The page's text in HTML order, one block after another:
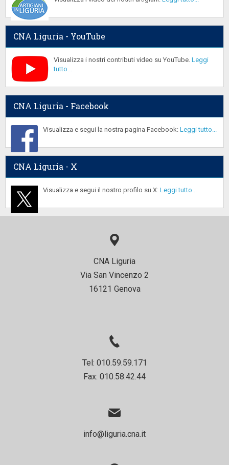
CNA Liguria - YouTube
Visualizza i nostri contributi video su YouTube. Leggi
tutto...
CNA Liguria - Facebook
Visualizza e segui la nostra pagina Facebook: Leggi tutto...
CNA Liguria - X
Visualizza e segui il nostro profilo su X: Leggi tutto...
CNA Liguria
Via San Vincenzo 2
16121 Genova
Tel: 010.59.59.171
Fax: 010.58.42.44
info@liguria.cna.it